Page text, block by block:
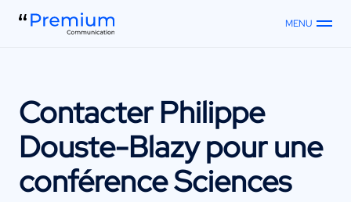
MENU
ContacterPhilippe
Douste-Blazypour une
conférence Sciences